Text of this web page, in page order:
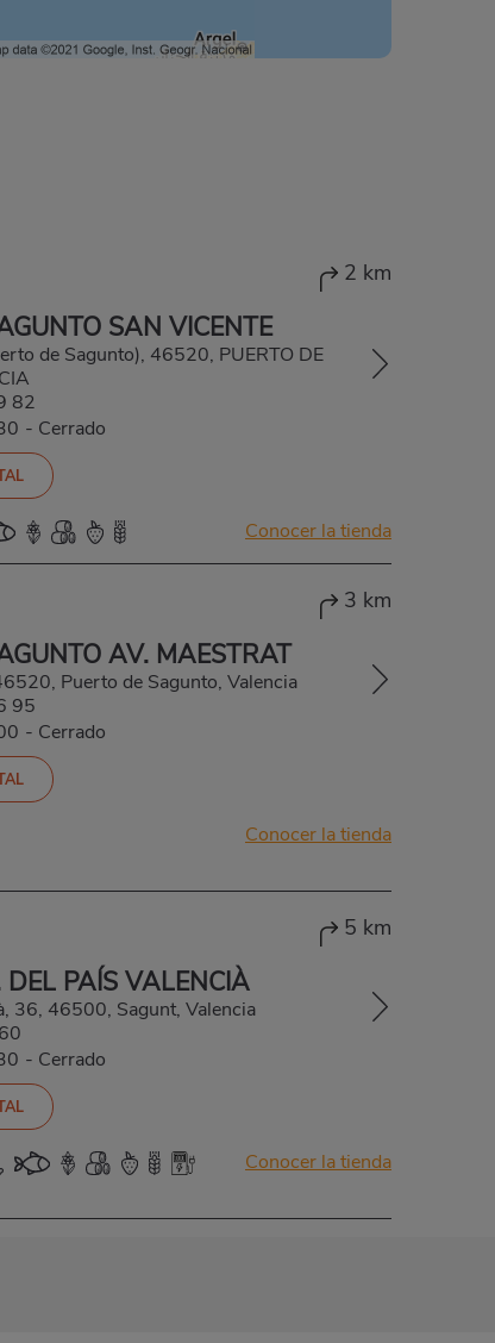
2 km
SAN VICENTE
de Sagunto), 46520, PUERTO DE
82
- Cerrado
Conocer la tienda
3 km
AV. MAESTRAT
Puerto de Sagunto, Valencia
95
- Cerrado
Conocer la tienda
5 km
PAÍS VALENCIÀ
36, 46500, Sagunt, Valencia
- Cerrado
Conocer la tienda